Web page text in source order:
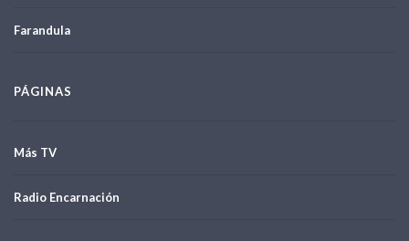
Farandula
PÁGINAS
Más TV
Radio Encarnación